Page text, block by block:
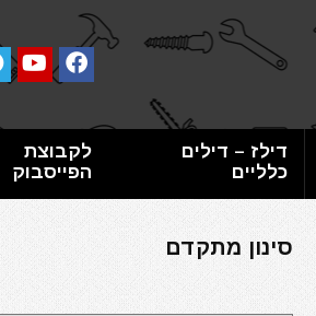
דילז – דילים
כלליים
לקבוצת
הפייסבוק
סינון מתקדם